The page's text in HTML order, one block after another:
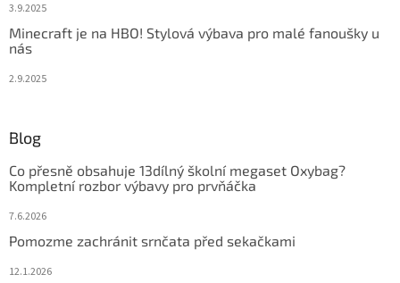
3.9.2025
Minecraft je na HBO! Stylová výbava pro malé fanoušky u
nás
2.9.2025
Blog
Co přesně obsahuje 13dílný školní megaset Oxybag?
Kompletní rozbor výbavy pro prvňáčka
7.6.2026
Pomozme zachránit srnčata před sekačkami
12.1.2026